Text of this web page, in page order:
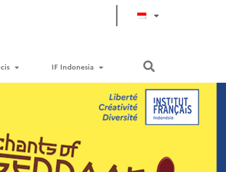
IF Indonesia